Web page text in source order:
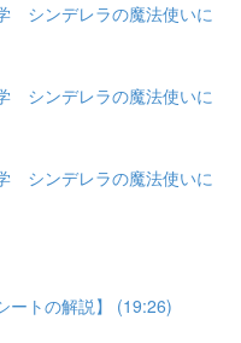
シンデレラの魔法使いに
シンデレラの魔法使いに
シンデレラの魔法使いに
ートの解説】 (19:26)